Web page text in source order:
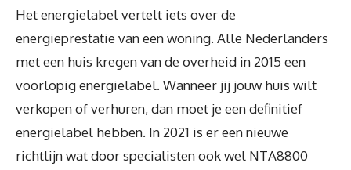
Het energielabel vertelt iets over de
energieprestatie van een woning. Alle Nederlanders
met een huis kregen van de overheid in 2015 een
voorlopig energielabel. Wanneer jij jouw huis wilt
verkopen of verhuren, dan moet je een definitief
energielabel hebben. In 2021 is er een nieuwe
richtlijn wat door specialisten ook wel NTA8800